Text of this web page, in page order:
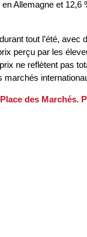
Allemagne et
tout l’été,
perçu par les
ne reflètent pas
des